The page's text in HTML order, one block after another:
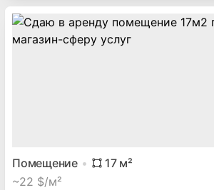
Помещение 17м²
~22 $/м²